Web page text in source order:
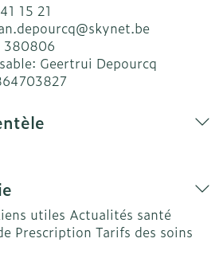
15 21
skynet.be
380806
Geertrui Depourcq
utiles Actualités santé
Prescription Tarifs des soins